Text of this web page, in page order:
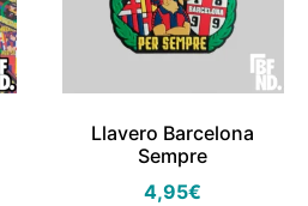
Llavero Barcelona
Sempre
4,95€